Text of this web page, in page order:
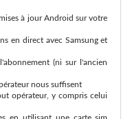
à jour Android sur votre
en direct avec Samsung et
(ni sur l'ancien
nous suffisent
opérateur, y compris celui